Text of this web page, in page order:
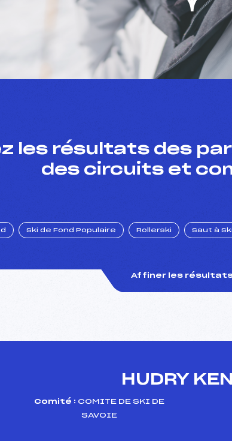
les résultats des
des circuits et
Ski de Fond Populaire Rollerski Saut à Ski
Affiner les
HUDRY
Comité : COMITE DE SKI DE
SAVOIE